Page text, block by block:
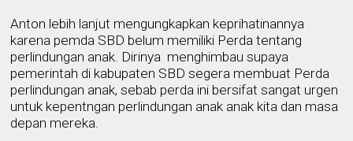
Anton lebih lanjut mengungkapkan keprihatinannya
karena pemda SBD belum memiliki Perda tentang
perlindungan anak. Dirinya menghimbau supaya
pemerintah di kabupaten SBD segera membuat Perda
perlindungan anak, sebab perda ini bersifat sangat urgen
untuk kepentngan perlindungan anak anak kita dan masa
depan mereka.